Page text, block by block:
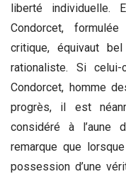
liberté individuelle.
Condorcet,
critique, équivaut
rationaliste. Si
Condorcet, homme
progrès, il est
considéré à l’aune
remarque que
possession d’une